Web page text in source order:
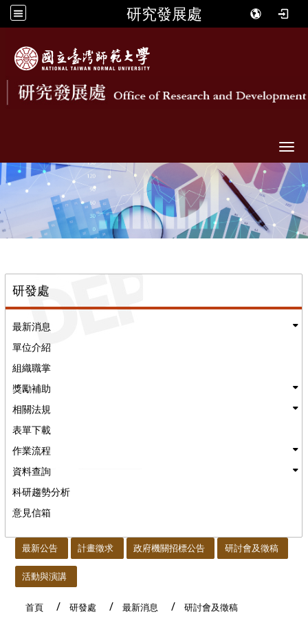
研究發展處
研發處
最新消息
單位介紹
組織職掌
獎勵補助
相關法規
表單下載
作業流程
資料查詢
科研趨勢分析
意見信箱
最新公告 計畫徵求 政府機關招標公告 研討會及徵稿
活動與演講
首頁 研發處 最新消息 研討會及徵稿